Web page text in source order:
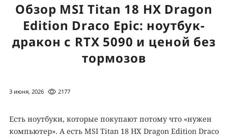
Обзор MSI Titan 18 HX Dragon
Edition Draco Epic: ноутбук-
дракон с RTX 5090 и ценой без
тормозов
3 июня, 2026 2177
Есть ноутбуки, которые покупают потому что «нужен
компьютер». А есть MSI Titan 18 HX Dragon Edition Draco